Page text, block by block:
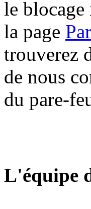
le blocage
la page
trouverez
de nous
du pare-
L'équipe